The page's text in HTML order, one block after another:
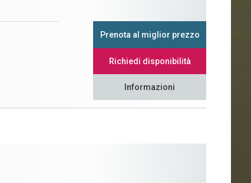
Prenota al miglior prezzo
Richiedi disponibilità
Informazioni